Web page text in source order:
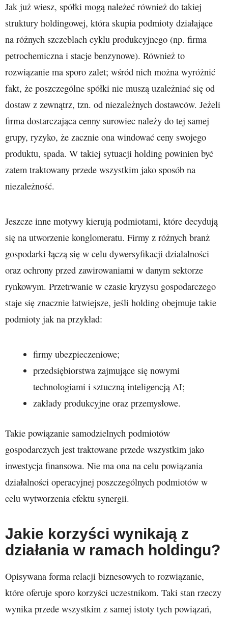
Jak już wiesz, spółki mogą należeć również do takiej
struktury holdingowej, która skupia podmioty działające
na różnych szczeblach cyklu produkcyjnego (np. firma
petrochemiczna i stacje benzynowe). Również to
rozwiązanie ma sporo zalet; wśród nich można wyróżnić
fakt, że poszczególne spółki nie muszą uzależniać się od
dostaw z zewnątrz, tzn. od niezależnych dostawców. Jeżeli
firma dostarczająca cenny surowiec należy do tej samej
grupy, ryzyko, że zacznie ona windować ceny swojego
produktu, spada. W takiej sytuacji holding powinien być
zatem traktowany przede wszystkim jako sposób na
niezależność.
Jeszcze inne motywy kierują podmiotami, które decydują
się na utworzenie konglomeratu. Firmy z różnych branż
gospodarki łączą się w celu dywersyfikacji działalności
oraz ochrony przed zawirowaniami w danym sektorze
rynkowym. Przetrwanie w czasie kryzysu gospodarczego
staje się znacznie łatwiejsze, jeśli holding obejmuje takie
podmioty jak na przykład:
firmy ubezpieczeniowe;
przedsiębiorstwa zajmujące się nowymi
technologiami i sztuczną inteligencją AI;
zakłady produkcyjne oraz przemysłowe.
Takie powiązanie samodzielnych podmiotów
gospodarczych jest traktowane przede wszystkim jako
inwestycja finansowa. Nie ma ona na celu powiązania
działalności operacyjnej poszczególnych podmiotów w
celu wytworzenia efektu synergii.
Jakie korzyści wynikają z
działania w ramach holdingu?
Opisywana forma relacji biznesowych to rozwiązanie,
które oferuje sporo korzyści uczestnikom. Taki stan rzeczy
wynika przede wszystkim z samej istoty tych powiązań,